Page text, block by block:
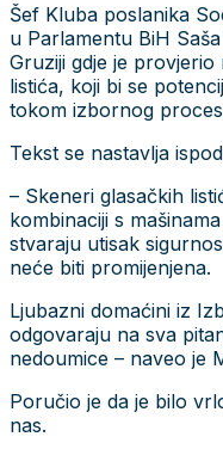
Šef Kluba poslanika
u Parlamentu BiH
Gruziji gdje je
listića, koji bi se
tokom izbornog
Tekst se nastavlja
– Skeneri glasačkih
kombinaciji s
stvaraju utisak
neće biti promijenjena.
Ljubazni domaćini iz
odgovaraju na sva
nedoumice – naveo je
Poručio je da je bilo
nas.